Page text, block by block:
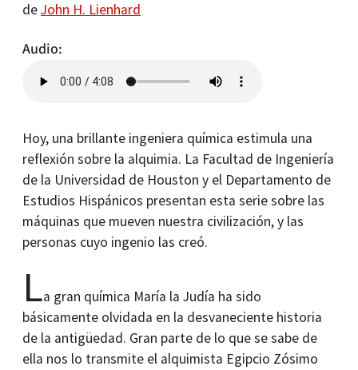
deJohn H. Lienhard
Audio
Hoy, una brillante ingeniera química estimula una
reflexión sobre la alquimia. La Facultad de Ingeniería
de la Universidad de Houston y el Departamento de
Estudios Hispánicos presentan esta serie sobre las
máquinas que mueven nuestra civilización, y las
personas cuyo ingenio las creó.
La gran química María la Judía ha sido
básicamente olvidada en la desvaneciente historia
de la antigüedad. Gran parte de lo que se sabe de
ella nos lo transmite el alquimista Egipcio Zósimo